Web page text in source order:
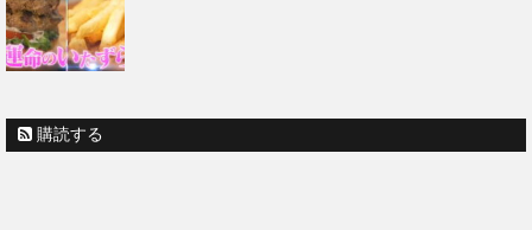
購読する